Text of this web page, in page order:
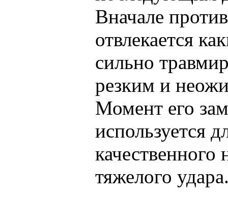
Вначале
отвлекается
сильно
резким и
Момент его
используется
качественного
тяжелого